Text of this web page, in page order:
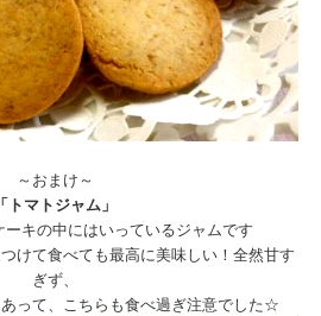
～おまけ～
「トマトジャム」
キの中にはいっているジャムです
けて食べても最高に美味しい！全然甘す
ぎず、
って、こちらも食べ過ぎ注意でした☆